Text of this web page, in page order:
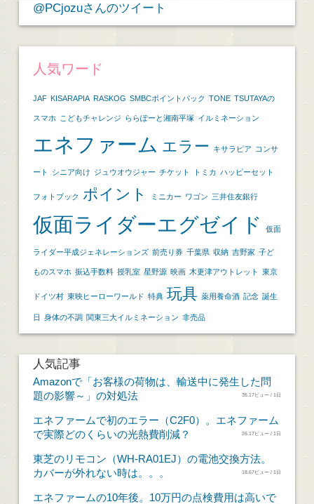
@PCjozuさんのツイート
人気ワード
JAF KISARAPIA RASKOG SMBCポイントパック TONE TSUTAYAの
スマホ こどもチャレンジ ららぽーと湘南平塚 イルミネーション
エネファーム エラー キサラピア コンサ
ート シニア向け ジュウオウジャー チケット トミカ ハッピーセット
フォトブック ポイント ミニカー ワゴン 三井住友銀行
仮面ライダーエグゼイド 仮面
ライダー平成ジェネレーションズ 前売り券 千葉県 収納 吉野家 子ど
ものスマホ 振込手数料 授乳室 星野源 映画 木更津アウトレット 東京
ドイツ村 東映ヒーローワールド 特典 玩具 薬用養命酒 記念 誕生
日 身体の不調 関東三大イルミネーション 非売品
人気記事
Amazonで「お客様の荷物は、輸送中に発生した問
題の影響～」の対処法
35.17ビュー / 1日
エネファームで初のエラー（C2F0）。エネファーム
で実際どのくらいの光熱費削減？
26.17ビュー / 1日
東芝のリモコン（WH-RA01EJ）の電池交換方法。
カバーが外れない時は。。。
18.67ビュー / 1日
エネファームの10年後。10万円の点検費用は高いで